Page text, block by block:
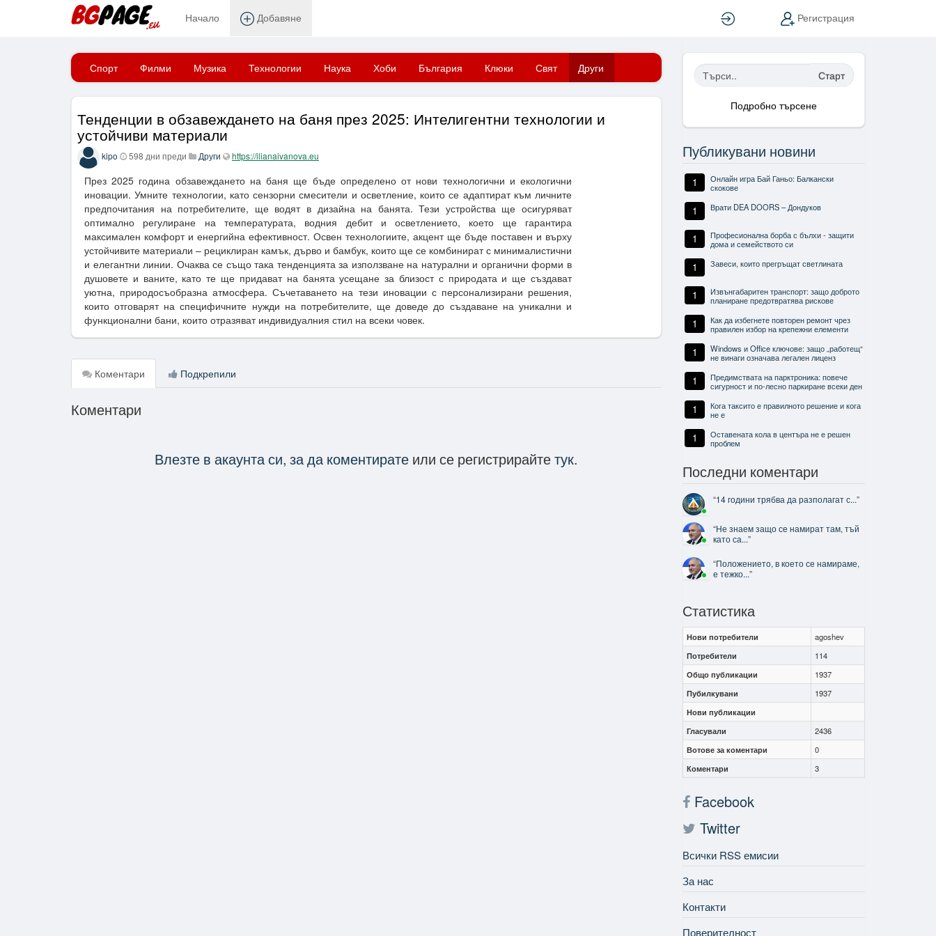
Начало Регистрация
Добавяне
Начало
Спорт Филми Музика Технологии Наука Хоби България Клюки Свят Други
Тенденции в обзавеждането на баня през 2025: Интелигентни технологии и
устойчиви материали
kipo 598 дни преди Други https://ilianaivanova.eu
През 2025 година обзавеждането на баня ще бъде определено от нови технологични и екологични
иновации. Умните технологии, като сензорни смесители и осветление, които се адаптират към личните
предпочитания на потребителите, ще водят в дизайна на банята. Тези устройства ще осигуряват
оптимално регулиране на температурата, водния дебит и осветлението, което ще гарантира
максимален комфорт и енергийна ефективност. Освен технологиите, акцент ще бъде поставен и върху
устойчивите материали – рециклиран камък, дърво и бамбук, които ще се комбинират с минималистични
и елегантни линии. Очаква се също така тенденцията за използване на натурални и органични форми в
душовете и ваните, като те ще придават на банята усещане за близост с природата и ще създават
уютна, природосъобразна атмосфера. Съчетаването на тези иновации с персонализирани решения,
които отговарят на специфичните нужди на потребителите, ще доведе до създаване на уникални и
функционални бани, които отразяват индивидуалния стил на всеки човек.
Коментари Подкрепили
Коментари
Влезте в акаунта си, за да коментирате или се регистрирайтетук.
Старт
Подробно търсене
Публикувани новини
1
Онлайн игра Бай Ганьо: Балкански
скокове
1 Врати DEA DOORS – Дондуков
1
Професионална борба с бълхи - защити
дома и семейството си
1 Завеси, които прегръщат светлината
1
Извънгабаритен транспорт: защо доброто
планиране предотвратява рискове
1
Как да избегнете повторен ремонт чрез
правилен избор на крепежни елементи
1
Windows и Office ключове: защо „работещ“
не винаги означава легален лиценз
1
Предимствата на парктроника: повече
сигурност и по-лесно паркиране всеки ден
1
Кога таксито е правилното решение и кога
не е
1
Оставената кола в центъра не е решен
проблем
Последни коментари
“14 години трябва да разполагат с...”
“Не знаем защо се намират там, тъй
като са...”
“Положението, в което се намираме,
е тежко...”
Статистика
Нови потребители
agoshev
Потребители
114
Общо публикации
1937
Пубилкувани
1937
Нови публикации
Гласували
2436
Вотове за коментари
0
Коментари
3
Facebook
Twitter
Всички RSS емисии
За нас
Контакти
Поверителност